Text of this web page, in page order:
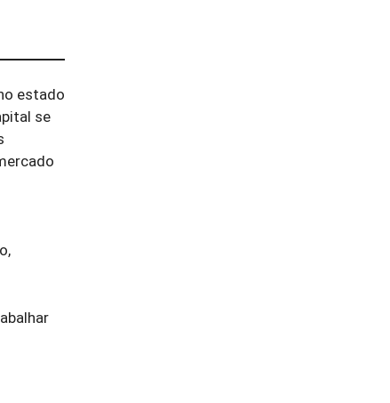
estado
se